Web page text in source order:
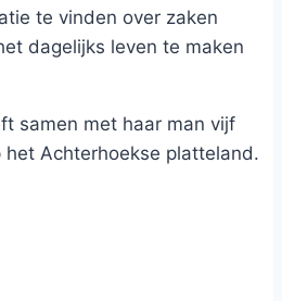
te vinden over zaken
dagelijks leven te maken
samen met haar man vijf
Achterhoekse platteland.